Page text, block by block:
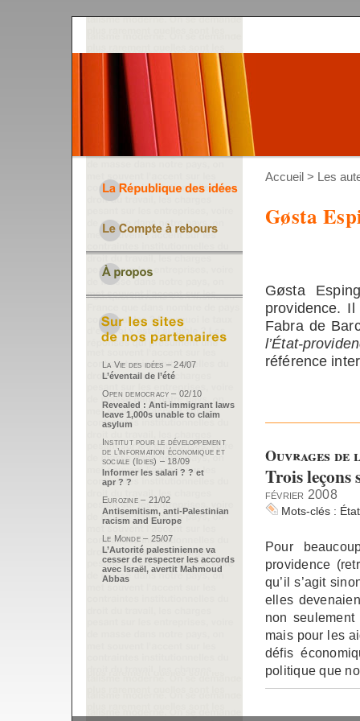
Accueil > Les
Gøsta
Gøsta
providence.
Fabra de
l’État-
référence
Ouvrages
Trois leçons
février 2008
Mots-clés :
Pour
providence
qu’il s’agit
elles
non
mais pour les
défis
politique que
La Vie des idées – 24/07
L’éventail de l’été
Open democracy – 02/10
Revealed : Anti-immigrant laws
leave 1,000s unable to claim
asylum
Institut pour le développement
de l’information économique et
sociale (Idies) – 18/09
Informer les salari ? ? et
apr ? ?
Eurozine – 21/02
Antisemitism, anti-Palestinian
racism and Europe
Le Monde – 25/07
L’Autorité palestinienne va
cesser de respecter les accords
avec Israël, avertit Mahmoud
Abbas